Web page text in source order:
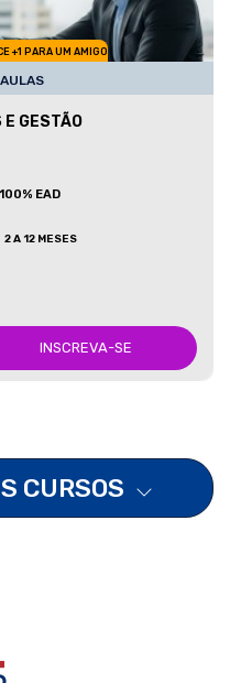
+1 PARA UM AMIGO
GESTÃO
100% EAD
2 A 12 MESES
INSCREVA-SE
CURSOS